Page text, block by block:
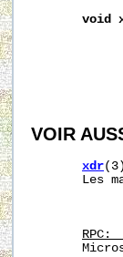
void
VOIR
xdr(3)
Les